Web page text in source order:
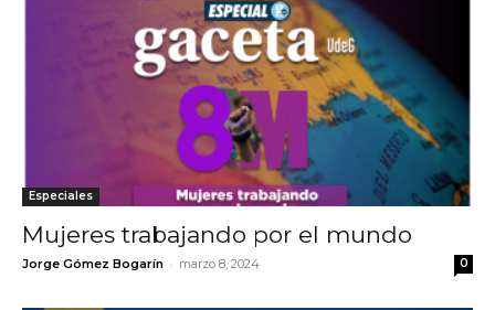
Especiales
Mujeres trabajando por el mundo
Jorge Gómez Bogarín - marzo 8, 2024 0